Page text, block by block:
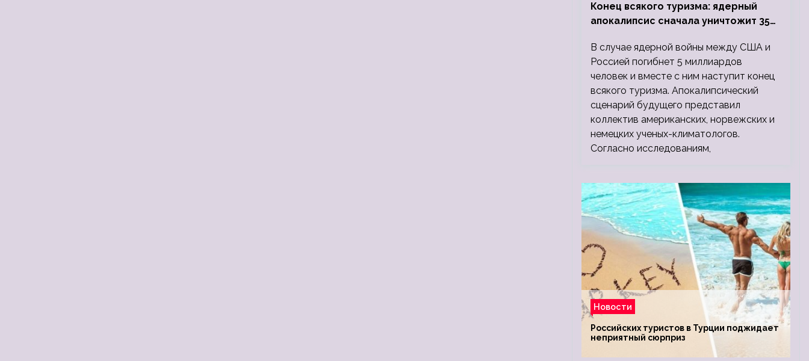
Конец всякого туризма: ядерный
апокалипсис сначала уничтожит 350
людей
В случае ядерной войны между США и
Россией погибнет 5 миллиардов
человек и вместе с ним наступит конец
всякого туризма. Апокалипсический
сценарий будущего представил
коллектив американских, норвежских и
немецких ученых-климатологов.
Согласно исследованиям,
Новости
Российских туристов в Турции поджидает
неприятный сюрприз